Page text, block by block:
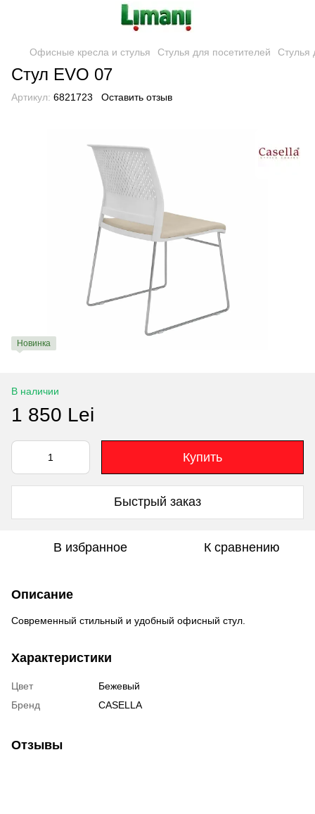
Офисные кресла и стулья Стулья для посетителей Стулья
Стул EVO 07
Артикул: 6821723 Оставить отзыв
Новинка
В наличии
1 850 Lei
Купить
Быстрый заказ
В избранное К сравнению
Описание
Современный стильный и удобный офисный стул.
Характеристики
Цвет
Бежевый
Бренд
CASELLA
Отзывы